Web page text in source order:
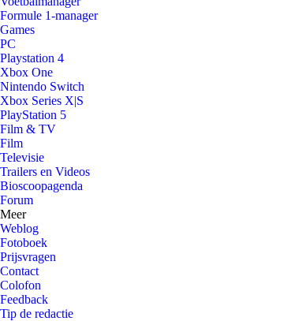
Formule 1-manager
Games
PC
Playstation 4
Xbox One
Nintendo Switch
Xbox Series X|S
PlayStation 5
Film & TV
Film
Televisie
Trailers en Videos
Bioscoopagenda
Forum
Meer
Weblog
Fotoboek
Prijsvragen
Contact
Colofon
Feedback
Tip de redactie